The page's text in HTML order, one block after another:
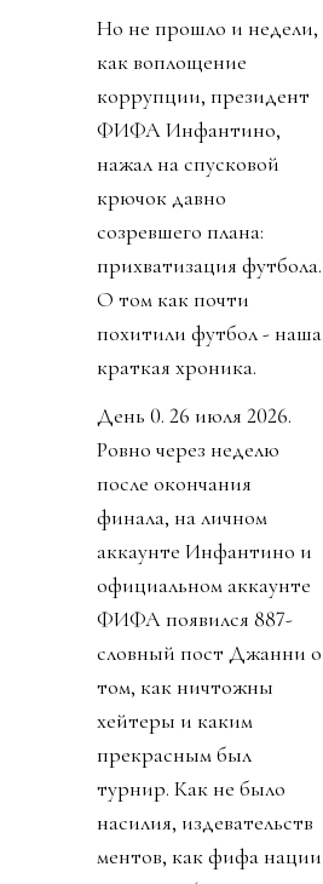
Но не прошло и недели,
как воплощение
коррупции, президент
ФИФА Инфантино,
нажал на спусковой
крючок давно
созревшего плана:
прихватизация футбола.
О том как почти
похитили футбол - наша
краткая хроника.
День 0. 26 июля 2026.
Ровно через неделю
после окончания
финала, на личном
аккаунте Инфантино и
официальном аккаунте
ФИФА появился 887-
словный пост Джанни о
том, как ничтожны
хейтеры и каким
прекрасным был
турнир. Как не было
насилия, издевательств
ментов, как фифа нации